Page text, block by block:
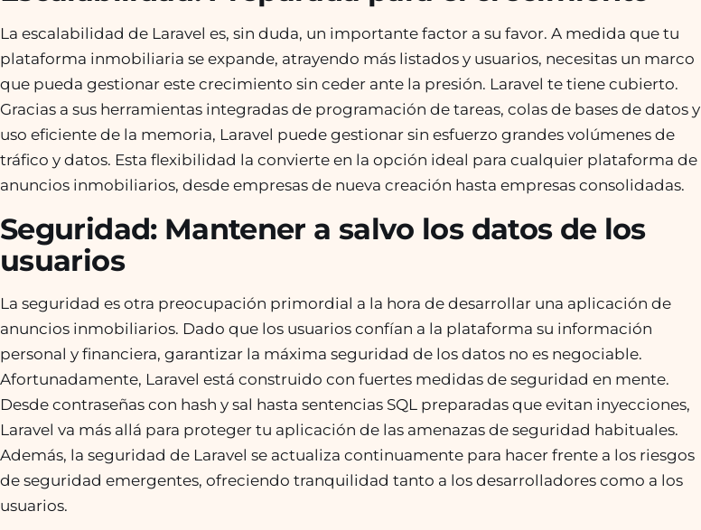
La escalabilidad de Laravel es, sin duda, un importante factor a su favor. A medida que tu
plataforma inmobiliaria se expande, atrayendo más listados y usuarios, necesitas un marco
que pueda gestionar este crecimiento sin ceder ante la presión. Laravel te tiene cubierto.
Gracias a sus herramientas integradas de programación de tareas, colas de bases de datos y
uso eficiente de la memoria, Laravel puede gestionar sin esfuerzo grandes volúmenes de
tráfico y datos. Esta flexibilidad la convierte en la opción ideal para cualquier plataforma de
anuncios inmobiliarios, desde empresas de nueva creación hasta empresas consolidadas.
Seguridad: Mantener a salvo los datos de los
usuarios
La seguridad es otra preocupación primordial a la hora de desarrollar una aplicación de
anuncios inmobiliarios. Dado que los usuarios confían a la plataforma su información
personal y financiera, garantizar la máxima seguridad de los datos no es negociable.
Afortunadamente, Laravel está construido con fuertes medidas de seguridad en mente.
Desde contraseñas con hash y sal hasta sentencias SQL preparadas que evitan inyecciones,
Laravel va más allá para proteger tu aplicación de las amenazas de seguridad habituales.
Además, la seguridad de Laravel se actualiza continuamente para hacer frente a los riesgos
de seguridad emergentes, ofreciendo tranquilidad tanto a los desarrolladores como a los
usuarios.